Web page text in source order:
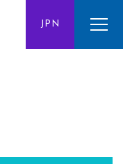
JPN
ENG CHN